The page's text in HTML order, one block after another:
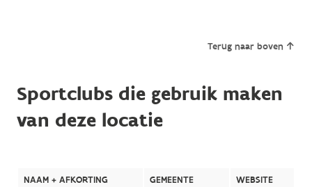
Terug naar boven
Sportclubs die gebruik maken
van deze locatie
NAAM + AFKORTING GEMEENTE WEBSITE